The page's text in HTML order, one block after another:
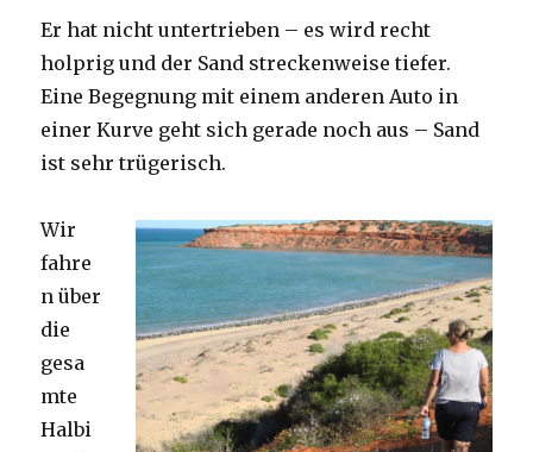
Er hat nicht untertrieben – es wird recht
holprig und der Sand streckenweise tiefer.
Eine Begegnung mit einem anderen Auto in
einer Kurve geht sich gerade noch aus – Sand
ist sehr trügerisch.
Wir
fahre
n über
die
gesa
mte
Halbi